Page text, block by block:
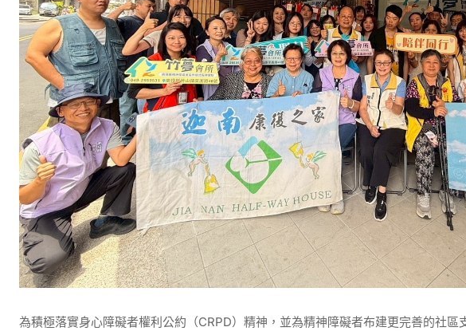
為積極落實身心障礙者權利公約（CRPD）精神，並為精神障礙者布建更完善的社